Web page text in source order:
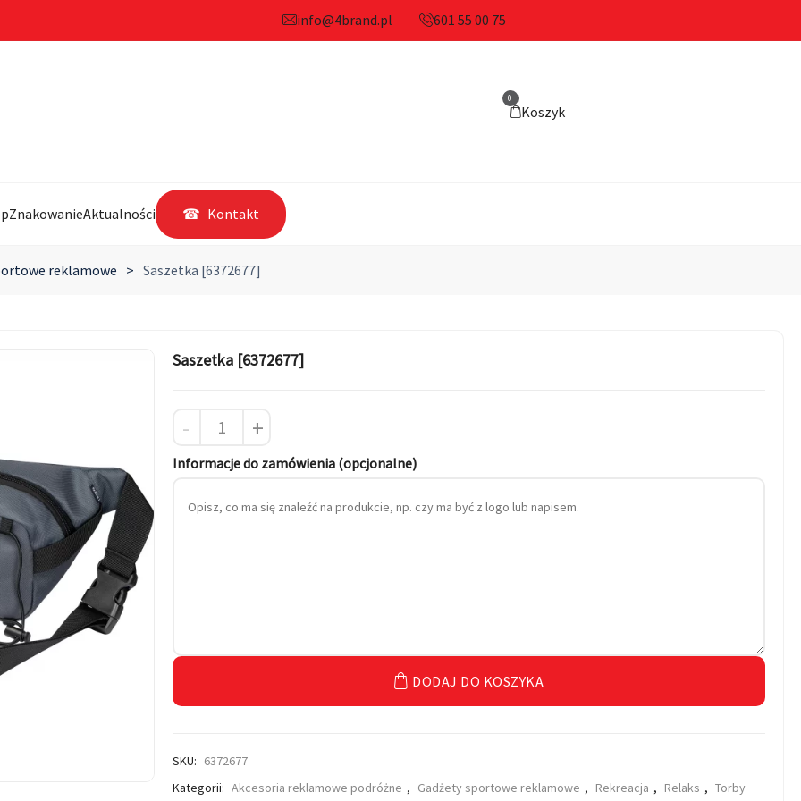
info@4brand.pl 601 55 00 75
0
Koszyk
ZnakowanieAktualności Kontakt
reklamowe > Saszetka [6372677]
Saszetka [6372677]
- +
Informacje do zamówienia (opcjonalne)
DODAJ DO KOSZYKA
SKU: 6372677
Kategorii: Akcesoria reklamowe podróżne , Gadżety sportowe reklamowe , Rekreacja , Relaks , Torby